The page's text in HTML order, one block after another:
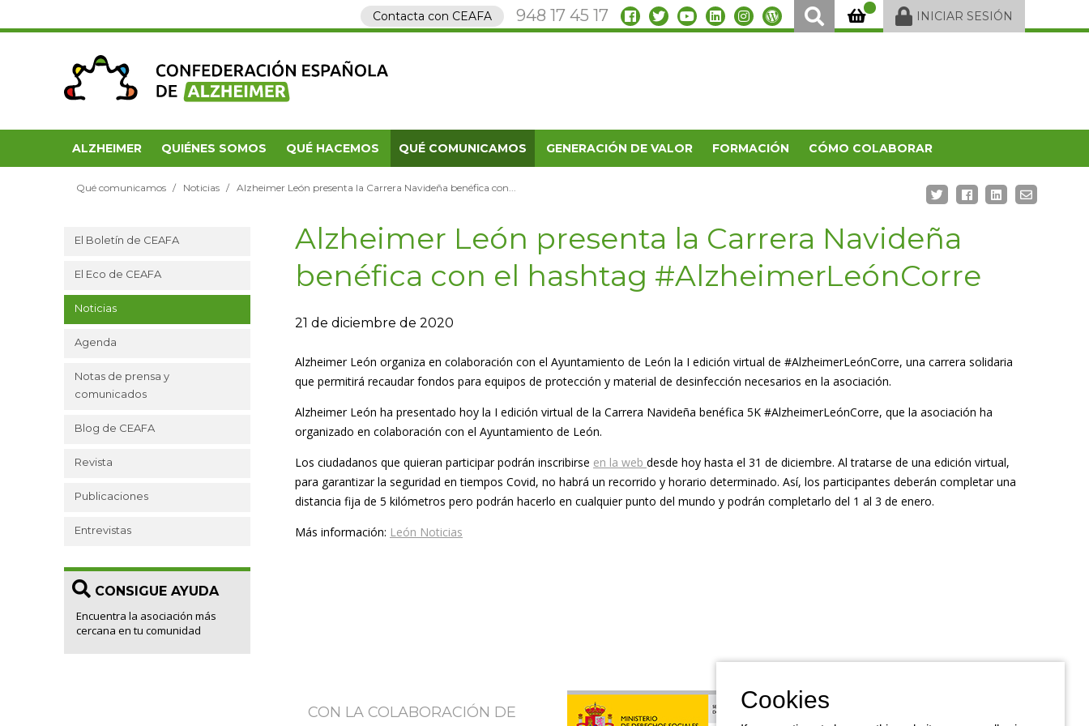
Contacta con CEAFA 948 17 45 17 INICIAR SESIÓN
ALZHEIMER QUIÉNES SOMOS QUÉ HACEMOS QUÉ COMUNICAMOS GENERACIÓN DE VALOR FORMACIÓN CÓMO COLABORAR
Qué comunicamos Noticias Alzheimer León presenta la Carrera Navideña benéfica con...
El Boletín de CEAFA
El Eco de CEAFA
Noticias
Agenda
Notas de prensa y
comunicados
Blog de CEAFA
Revista
Publicaciones
Entrevistas
CONSIGUE AYUDA
Encuentra la asociación más
cercana en tu comunidad
Alzheimer León presenta la Carrera Navideña
benéfica con el hashtag #AlzheimerLeónCorre
21 de diciembre de 2020
Alzheimer León organiza en colaboración con el Ayuntamiento de León la I edición virtual de #AlzheimerLeónCorre, una carrera solidaria
que permitirá recaudar fondos para equipos de protección y material de desinfección necesarios en la asociación.
Alzheimer León ha presentado hoy la I edición virtual de la Carrera Navideña benéfica 5K #AlzheimerLeónCorre, que la asociación ha
organizado en colaboración con el Ayuntamiento de León.
Los ciudadanos que quieran participar podrán inscribirse en la web desde hoy hasta el 31 de diciembre. Al tratarse de una edición virtual,
para garantizar la seguridad en tiempos Covid, no habrá un recorrido y horario determinado. Así, los participantes deberán completar una
distancia fija de 5 kilómetros pero podrán hacerlo en cualquier punto del mundo y podrán completarlo del 1 al 3 de enero.
Más información: León Noticias
CON LA COLABORACIÓN DE